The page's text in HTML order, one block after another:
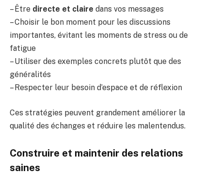
– Être directe et claire dans vos messages
– Choisir le bon moment pour les discussions
importantes, évitant les moments de stress ou de
fatigue
– Utiliser des exemples concrets plutôt que des
généralités
– Respecter leur besoin d’espace et de réflexion
Ces stratégies peuvent grandement améliorer la
qualité des échanges et réduire les malentendus.
Construire et maintenir des relations
saines